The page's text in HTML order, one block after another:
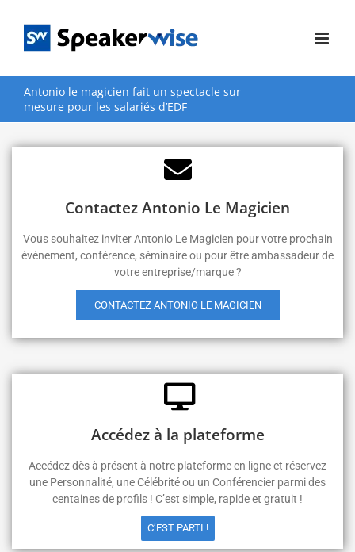
contenu
Antonio le magicien fait un spectacle sur
mesure pour les salariés d’EDF
Contactez Antonio Le Magicien
Vous souhaitez inviter Antonio Le Magicien pour votre prochain
événement, conférence, séminaire ou pour être ambassadeur de
votre entreprise/marque ?
CONTACTEZ ANTONIO LE MAGICIEN
Accédez à la plateforme
Accédez dès à présent à notre plateforme en ligne et réservez
une Personnalité, une Célébrité ou un Conférencier parmi des
centaines de profils ! C’est simple, rapide et gratuit !
C’EST PARTI !